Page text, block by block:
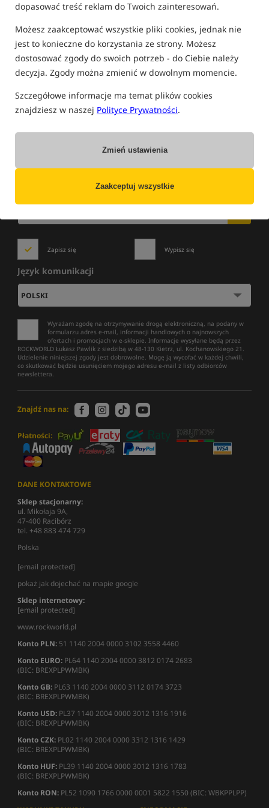
dopasować treść reklam do Twoich zainteresowań.
Możesz zaakceptować wszystkie pliki cookies, jednak nie
jest to konieczne do korzystania ze strony. Możesz
dostosować zgody do swoich potrzeb - do Ciebie należy
decyzja. Zgody można zmienić w dowolnym momencie.
Szczegółowe informacje ma temat plików cookies
znajdziesz w naszej Polityce Prywatności.
Zmień ustawienia
Zaakceptuj wszystkie
FILTRUJ
ŁÓDKI ZANĘTOWE BAITBOAT
Brak towarów tego producenta w tej kategorii
NOWOŚCI»WYPRZEDAŻE»PROMOCJE
Zapisz się do newslettera i bądź na bieżącoz najlepszymi okazjami!
Zapisz się Wypisz się
Język komunikacji
Wyrażam zgodę na otrzymywanie drogą elektroniczną, na podany w
formularzu adres e-mail, informacji handlowych o najnowszych
ofertach i promocjach w e-sklepie. Informacje wysyłane będą przez
ROCKWORLD Łukasz Pawlik z siedzibą w 48-130 Kietrz, ul. Kochanowskiego 21.
Udzielenie niniejszej zgody jest dobrowolne. Mogę ją wycofać w każdej chwili,
co skutkować będzie usunięciem mojego adresu e-mail z listy odbiorców
newslettera.
Znajdź nas na:
Płatności:
DANE KONTAKTOWE
Sklep stacjonarny:
ul. Mikołaja 9A,
47-400 Racibórz
tel. +48 883 474 729
Polska
[email protected]
pokaż jak dojechać na mapie google
Sklep internetowy:
[email protected]
www.rockworld.pl
Konto PLN: 51 1140 2004 0000 3102 3558 4460
Konto EURO: PL64 1140 2004 0000 3812 0174 2683
(BIC: BREXPLPWMBK)
Konto GB: PL63 1140 2004 0000 3112 0174 3723
(BIC: BREXPLPWMBK)
Konto USD: PL37 1140 2004 0000 3012 1316 1916
(BIC: BREXPLPWMBK)
Konto CZK: PL02 1140 2004 0000 3312 1316 1429
(BIC: BREXPLPWMBK)
Konto HUF: PL39 1140 2004 0000 3012 1316 1783
(BIC: BREXPLPWMBK)
Konto RON: PL52 1090 1766 0000 0001 5822 1550 (BIC: WBKPPLPP)